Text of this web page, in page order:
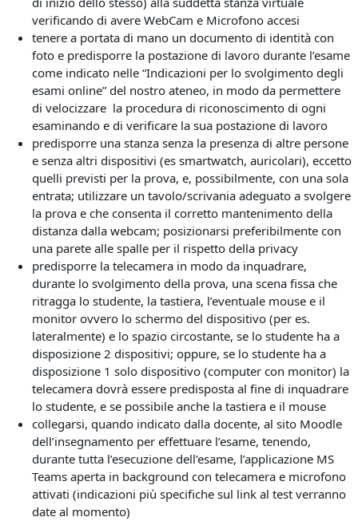
verificando di avere WebCam e Microfono accesi
tenere a portata di mano un documento di identità con
foto e predisporre la postazione di lavoro durante l’esame
come indicato nelle “Indicazioni per lo svolgimento degli
esami online” del nostro ateneo, in modo da permettere
di velocizzare la procedura di riconoscimento di ogni
esaminando e di verificare la sua postazione di lavoro
predisporre una stanza senza la presenza di altre persone
e senza altri dispositivi (es smartwatch, auricolari), eccetto
quelli previsti per la prova, e, possibilmente, con una sola
entrata; utilizzare un tavolo/scrivania adeguato a svolgere
la prova e che consenta il corretto mantenimento della
distanza dalla webcam; posizionarsi preferibilmente con
una parete alle spalle per il rispetto della privacy
predisporre la telecamera in modo da inquadrare,
durante lo svolgimento della prova, una scena fissa che
ritragga lo studente, la tastiera, l’eventuale mouse e il
monitor ovvero lo schermo del dispositivo (per es.
lateralmente) e lo spazio circostante, se lo studente ha a
disposizione 2 dispositivi; oppure, se lo studente ha a
disposizione 1 solo dispositivo (computer con monitor) la
telecamera dovrà essere predisposta al fine di inquadrare
lo studente, e se possibile anche la tastiera e il mouse
collegarsi, quando indicato dalla docente, al sito Moodle
dell’insegnamento per effettuare l’esame, tenendo,
durante tutta l’esecuzione dell’esame, l’applicazione MS
Teams aperta in background con telecamera e microfono
attivati (indicazioni più specifiche sul link al test verranno
date al momento)